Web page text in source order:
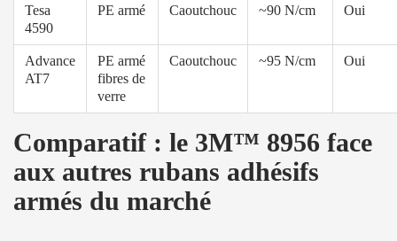
Tesa
4590
PE armé Caoutchouc ~90 N/cm Oui
Advance
AT7
PE armé
fibres de
verre
Caoutchouc ~95 N/cm Oui
Comparatif : le 3M™ 8956 face
aux autres rubans adhésifs
armés du marché